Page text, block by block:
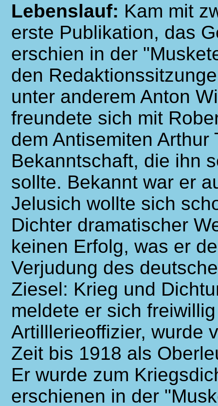
Lebenslauf: Kam mit
erste Publikation, das
erschien in der
den
unter anderem Anton
freundete sich mit
dem Antisemiten
Bekanntschaft, die ihn
sollte. Bekannt war er
Jelusich wollte sich
Dichter dramatischer
keinen Erfolg, was er
Verjudung des
Ziesel: Krieg und
meldete er sich
Artilllerieoffizier, wurde
Zeit bis 1918 als
Er wurde zum
erschienen in der